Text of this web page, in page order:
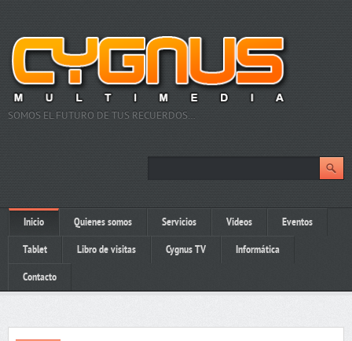
SOMOS EL FUTURO DE TUS RECUERDOS…
Inicio Quienes somos Servicios Videos Eventos
Tablet Libro de visitas Cygnus TV Informática
Contacto